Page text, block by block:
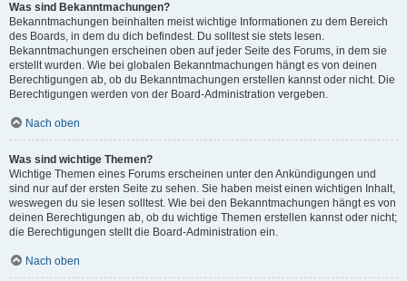
Was sind Bekanntmachungen?
Bekanntmachungen beinhalten meist wichtige Informationen zu dem Bereich
des Boards, in dem du dich befindest. Du solltest sie stets lesen.
Bekanntmachungen erscheinen oben auf jeder Seite des Forums, in dem sie
erstellt wurden. Wie bei globalen Bekanntmachungen hängt es von deinen
Berechtigungen ab, ob du Bekanntmachungen erstellen kannst oder nicht. Die
Berechtigungen werden von der Board-Administration vergeben.
Nach oben
Was sind wichtige Themen?
Wichtige Themen eines Forums erscheinen unter den Ankündigungen und
sind nur auf der ersten Seite zu sehen. Sie haben meist einen wichtigen Inhalt,
weswegen du sie lesen solltest. Wie bei den Bekanntmachungen hängt es von
deinen Berechtigungen ab, ob du wichtige Themen erstellen kannst oder nicht;
die Berechtigungen stellt die Board-Administration ein.
Nach oben